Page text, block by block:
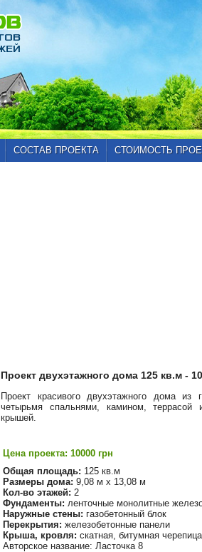
СОСТАВ ПРОЕКТА СТОИМОСТЬ
Проект двухэтажного дома 125 кв.м -
Проект красивого двухэтажного дома из
четырьмя спальнями, камином,
крышей.
Цена проекта: 10000 грн
Общая площадь: 125 кв.м
Размеры дома: 9,08 м х 13,08 м
Кол-во этажей: 2
Фундаменты: ленточные монолитные
Наружные стены: газобетонный блок
Перекрытия: железобетонные панели
Крыша, кровля: скатная, битумная черепица
Авторское название: Ласточка 8